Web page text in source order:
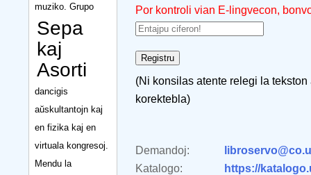
muziko. Grupo
Sepa
kaj
Asorti
dancigis
aŭskultantojn kaj
en fizika kaj en
virtuala kongresoj.
Mendu la
Por kontroli vian E-lingvecon,
(Ni konsilas atente relegi la
korektebla)
Demandoj:
Katalogo:
https://